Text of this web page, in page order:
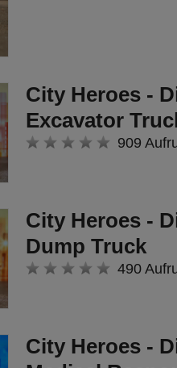
City Heroes -
Excavator
909
City Heroes -
Dump Truck
490
City Heroes -